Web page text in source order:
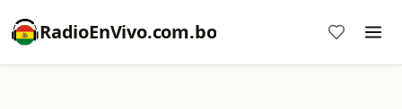
RadioEnVivo.com.bo